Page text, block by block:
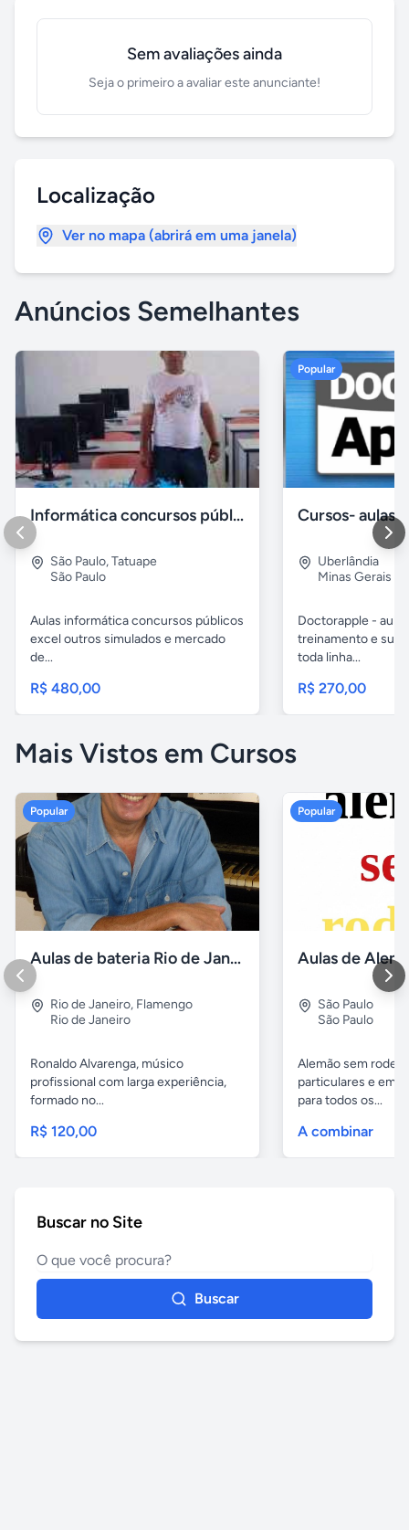
Sem avaliações ainda
Seja o primeiro a avaliar este anunciante!
Localização
Ver no mapa (abrirá em uma janela)
Anúncios Semelhantes
Informática concursos públicos processo seletivo
São Paulo,Tatuape
São Paulo
Aulas informática concursos públicos
excel outros simulados e mercado
de...
R$ 480,00
Popular
Uberlândia
Minas Gerais
Doctorapple -
treinamento e
toda linha...
R$ 270,00
Mais Vistos em Cursos
Popular
Aulas de bateria Rio de Janeiro
Rio de Janeiro, Flamengo
Rio de Janeiro
Ronaldo Alvarenga, músico
profissional com larga experiência,
formado no...
R$ 120,00
Popular
São Paulo
São Paulo
Alemão sem
particulares e em
para todos os...
A combinar
Buscar no Site
Buscar